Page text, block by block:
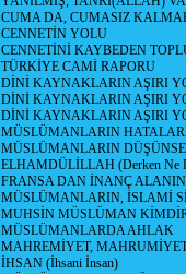
CUMA DA, CUMASIZ
CENNETİN YOLU
CENNETİNİ KAYBEDEN
TÜRKİYE CAMİ RAPORU
DİNİ KAYNAKLARIN AŞIRI
DİNİ KAYNAKLARIN AŞIRI
DİNİ KAYNAKLARIN AŞIRI
MÜSLÜMANLARIN
MÜSLÜMANLARIN
ELHAMDÜLİLLAH (Derken Ne
FRANSA DAN İNANÇ
MÜSLÜMANLARIN, İSLAMİ
MUHSİN MÜSLÜMAN
MÜSLÜMANLARDA AHLAK
MAHREMİYET,
İHSAN (İhsani İnsan)